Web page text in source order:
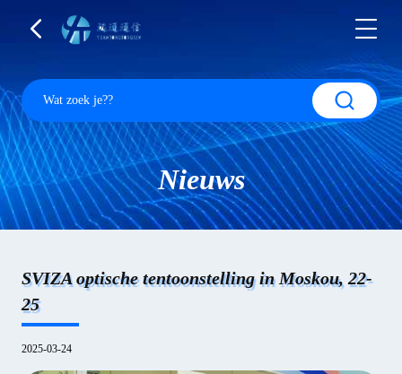
Nieuws
SVIZA optische tentoonstelling in Moskou, 22-
25
2025-03-24